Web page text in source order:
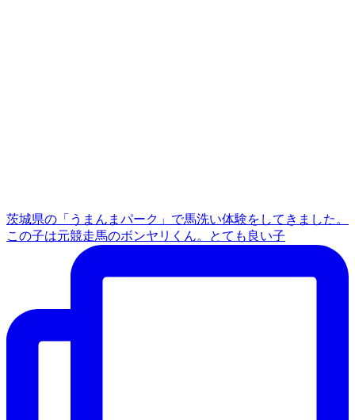
茨城県の「うまんまパーク」で馬洗い体験をしてきました。
この子は元競走馬のボンヤリくん。とても良い子